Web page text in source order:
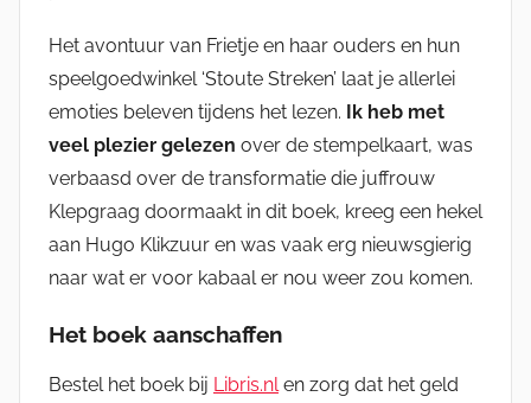
Het avontuur van Frietje en haar ouders en hun
speelgoedwinkel ‘Stoute Streken’ laat je allerlei
emoties beleven tijdens het lezen.
Ik heb met
veel plezier gelezen over de stempelkaart, was
verbaasd over de transformatie die juffrouw
Klepgraag doormaakt in dit boek, kreeg een hekel
aan Hugo Klikzuur en was vaak erg nieuwsgierig
naar wat er voor kabaal er nou weer zou komen.
Het boek aanschaffen
Bestel het boek bij Libris.nlen zorg dat het geld